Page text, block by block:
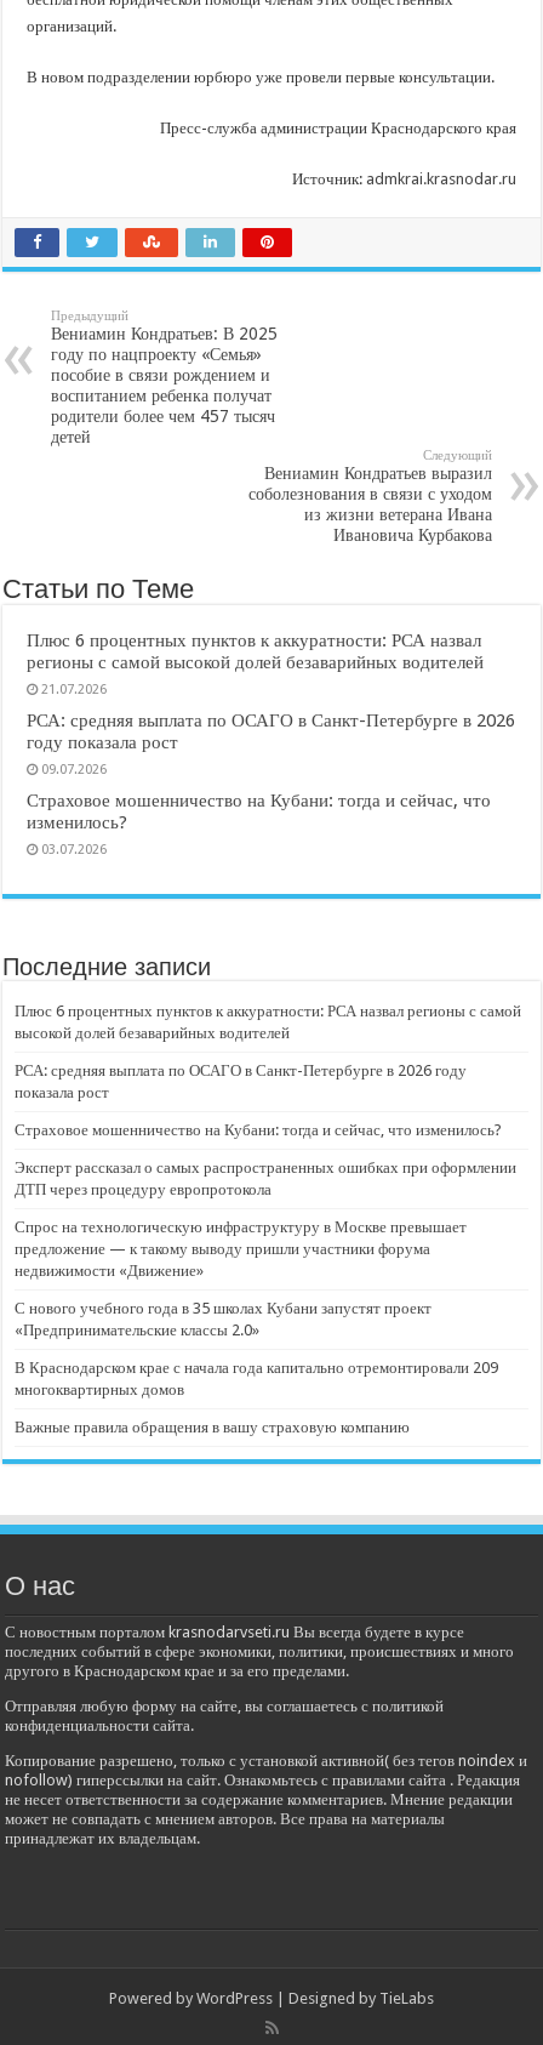
организаций.
В новом подразделении юрбюро уже провели первые консультации.
Пресс-служба администрации Краснодарского края
Источник: admkrai.krasnodar.ru
Предыдущий
Вениамин Кондратьев: В 2025
году по нацпроекту «Семья»
пособие в связи рождением и
воспитанием ребенка получат
родители более чем 457 тысяч
детей
Следующий
Вениамин Кондратьев выразил
соболезнования в связи с уходом
из жизни ветерана Ивана
Ивановича Курбакова
Статьи по Теме
Плюс 6 процентных пунктов к аккуратности: РСА назвал
регионы с самой высокой долей безаварийных водителей
21.07.2026
РСА: средняя выплата по ОСАГО в Санкт-Петербурге в 2026
году показала рост
09.07.2026
Страховое мошенничество на Кубани: тогда и сейчас, что
изменилось?
03.07.2026
Последние записи
Плюс 6 процентных пунктов к аккуратности: РСА назвал регионы с самой
высокой долей безаварийных водителей
РСА: средняя выплата по ОСАГО в Санкт-Петербурге в 2026 году
показала рост
Страховое мошенничество на Кубани: тогда и сейчас, что изменилось?
Эксперт рассказал о самых распространенных ошибках при оформлении
ДТП через процедуру европротокола
Спрос на технологическую инфраструктуру в Москве превышает
предложение — к такому выводу пришли участники форума
недвижимости «Движение»
С нового учебного года в 35 школах Кубани запустят проект
«Предпринимательские классы 2.0»
В Краснодарском крае с начала года капитально отремонтировали 209
многоквартирных домов
Важные правила обращения в вашу страховую компанию
О нас
С новостным порталом krasnodarvseti.ru Вы всегда будете в курсе
последних событий в сфере экономики, политики, происшествиях и много
другого в Краснодарском крае и за его пределами.
Отправляя любую форму на сайте, вы соглашаетесь с политикой
конфиденциальности сайта.
Копирование разрешено, только с установкой активной( без тегов noindex и
nofollow) гиперссылки на сайт. Ознакомьтесь с правилами сайта . Редакция
не несет ответственности за содержание комментариев. Мнение редакции
может не совпадать с мнением авторов. Все права на материалы
принадлежат их владельцам.
Powered by WordPress | Designed by TieLabs